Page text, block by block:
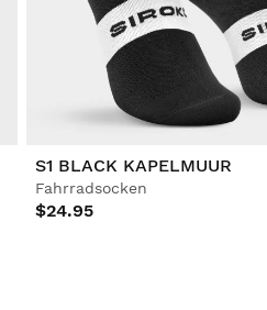
S1 BLACK KAPELMUUR
Fahrradsocken
$24.95